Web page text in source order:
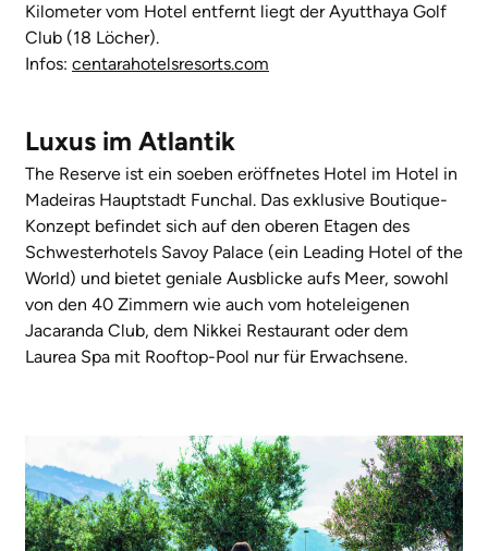
Kilometer vom Hotel entfernt liegt der Ayutthaya Golf
Club (18 Löcher).
Infos: centarahotelsresorts.com
Luxus im Atlantik
The Reserve ist ein soeben eröffnetes Hotel im Hotel in
Madeiras Hauptstadt Funchal. Das exklusive Boutique-
Konzept befindet sich auf den oberen Etagen des
Schwesterhotels Savoy Palace (ein Leading Hotel of the
World) und bietet geniale Ausblicke aufs Meer, sowohl
von den 40 Zimmern wie auch vom hoteleigenen
Jacaranda Club, dem Nikkei Restaurant oder dem
Laurea Spa mit Rooftop-Pool nur für Erwachsene.